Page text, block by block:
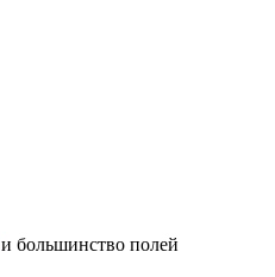
и большинство полей